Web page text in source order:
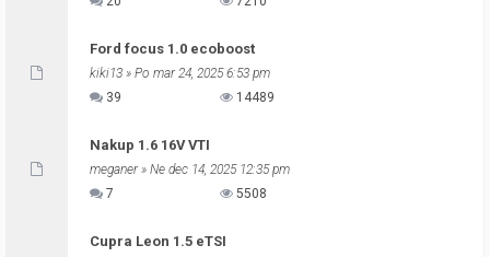
Ford focus 1.0 ecoboost
kiki13 » Po mar 24, 2025 6:53 pm
39
14489
Nakup 1.6 16V VTI
meganer» Ne dec 14, 2025 12:35 pm
7
5508
Cupra Leon 1.5 eTSI